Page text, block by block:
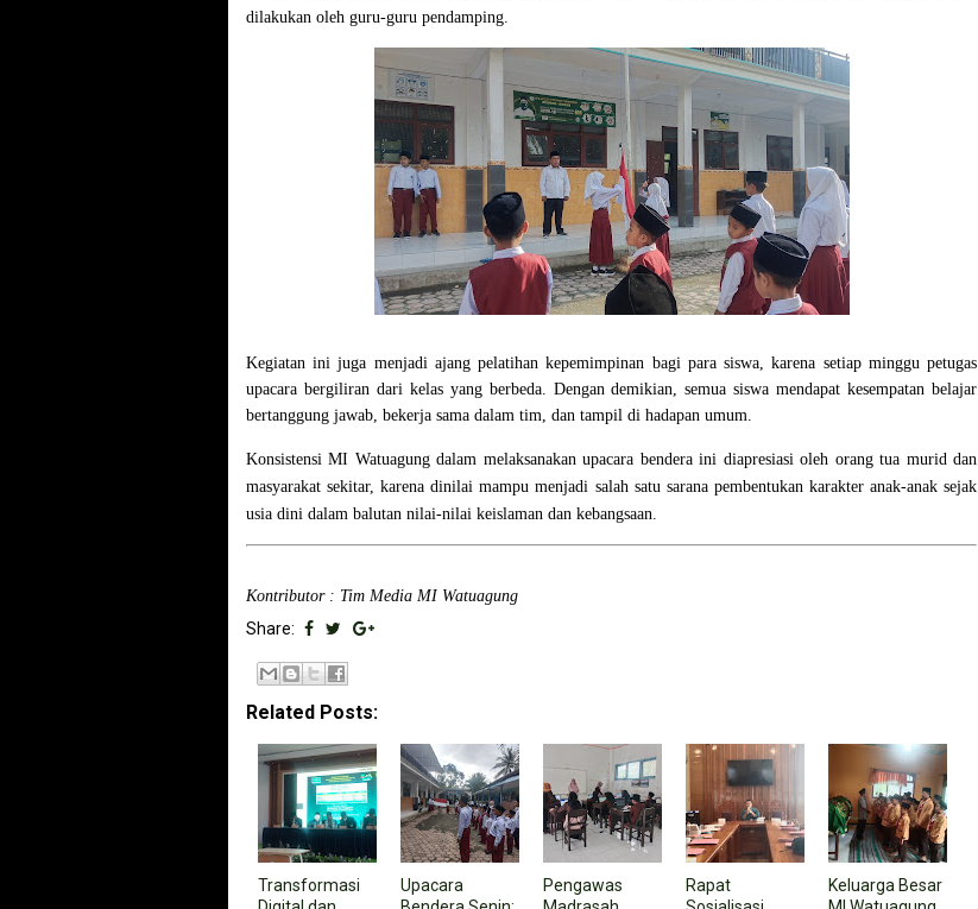
dilakukan oleh guru-guru pendamping.
Kegiatan ini juga menjadi ajang pelatihan kepemimpinan bagi para siswa, karena setiap minggu petugas
upacara bergiliran dari kelas yang berbeda. Dengan demikian, semua siswa mendapat kesempatan belajar
bertanggung jawab, bekerja sama dalam tim, dan tampil di hadapan umum.
Konsistensi MI Watuagung dalam melaksanakan upacara bendera ini diapresiasi oleh orang tua murid dan
masyarakat sekitar, karena dinilai mampu menjadi salah satu sarana pembentukan karakter anak-anak sejak
usia dini dalam balutan nilai-nilai keislaman dan kebangsaan.
Kontributor : Tim Media MI Watuagung
Share:
Related Posts:
Transformasi
Upacara
Pengawas
Rapat
Keluarga Besar